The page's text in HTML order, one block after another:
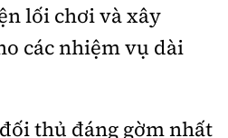
lối chơi và xây
các nhiệm vụ dài
thủ đáng gờm nhất